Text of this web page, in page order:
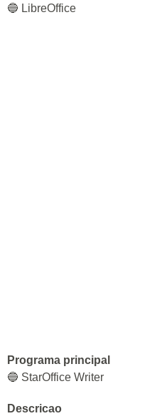
🔵 LibreOffice
Programa principal
🔵 StarOffice Writer
Descricao